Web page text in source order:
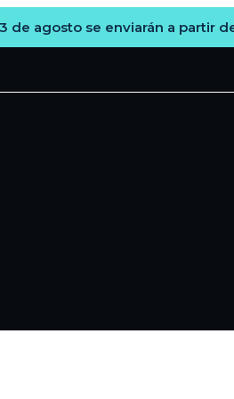
de agosto se enviarán a partir